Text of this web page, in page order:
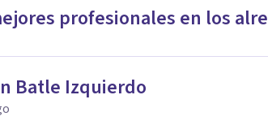
profesionales en los
Batle Izquierdo